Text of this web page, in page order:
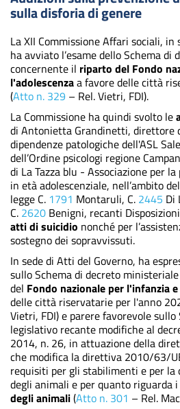
sulla disforia di genere
La XII Commissione Affari sociali,
ha avviato l’esame dello Schema
concernente il riparto del Fondo
l'adolescenzaa favore delle città
(Atto n. 329 – Rel. Vietri, FDI).
La Commissione ha quindi svolto le
di Antonietta Grandinetti, direttore
dipendenze patologiche dell'ASL
dell’Ordine psicologi regione
di La Tazza blu - Associazione per
in età adolescenziale, nell’ambito
legge C. 1791 Montaruli, C. 2445 Di
C. 2620 Benigni, recanti
atti di suicidio nonché per
sostegno dei sopravvissuti.
In sede di Atti del Governo, ha
sullo Schema di decreto
del Fondo nazionale per l'infanzia
delle città riservatarie per l'anno
Vietri, FDI) e parere favorevole
legislativo recante modifiche al
2014, n. 26, in attuazione della
che modifica la direttiva 2010/63/
requisiti per gli stabilimenti e per la
degli animali e per quanto riguarda i
degli animali(Atto n. 301 – Rel.